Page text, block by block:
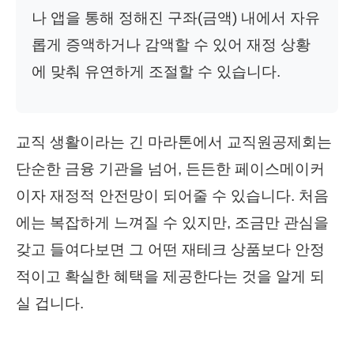
나 앱을 통해 정해진 구좌(금액) 내에서 자유
롭게 증액하거나 감액할 수 있어 재정 상황
에 맞춰 유연하게 조절할 수 있습니다.
교직 생활이라는 긴 마라톤에서 교직원공제회는
단순한 금융 기관을 넘어, 든든한 페이스메이커
이자 재정적 안전망이 되어줄 수 있습니다. 처음
에는 복잡하게 느껴질 수 있지만, 조금만 관심을
갖고 들여다보면 그 어떤 재테크 상품보다 안정
적이고 확실한 혜택을 제공한다는 것을 알게 되
실 겁니다.